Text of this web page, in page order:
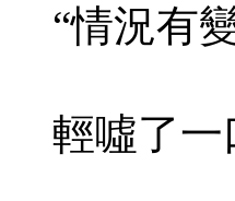
“情況有
輕噓了一